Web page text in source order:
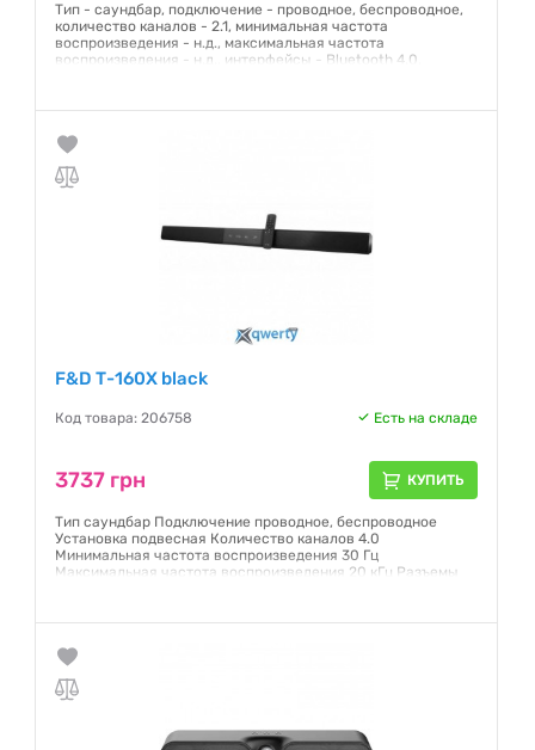
Тип - саундбар, подключение - проводное, беспроводное,
количество каналов - 2.1, минимальная частота
воспроизведения - н.д., максимальная частота
воспроизведения - н.д., интерфейсы - Bluetooth 4.0,
F&D Т-160Х black
Код товара: 206758 Есть на складе
3737 грн КУПИТЬ
Тип саундбар Подключение проводное, беспроводное
Установка подвесная Количество каналов 4.0
Минимальная частота воспроизведения 30 Гц
Максимальная частота воспроизведения 20 кГц Разъемы
Материал корпуса пластик Вес 2.1 кг Страна производства